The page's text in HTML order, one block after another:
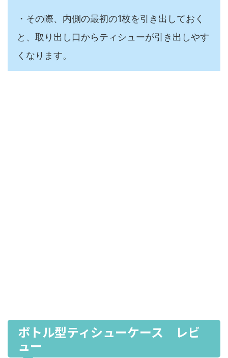
・その際、内側の最初の1枚を引き出しておく
と、取り出し口からティシューが引き出しやす
くなります。
ボトル型ティシューケース レビ
ュー